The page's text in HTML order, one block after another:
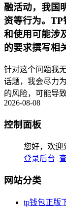
融活动，我国
资等行为。
和使用可能涉
的要求撰写相
针对这个问题我
话题，我会尽力
的风险，可能导
2026-08-08
控制面板
您好，欢迎
登录后台
网站分类
tp钱包正版